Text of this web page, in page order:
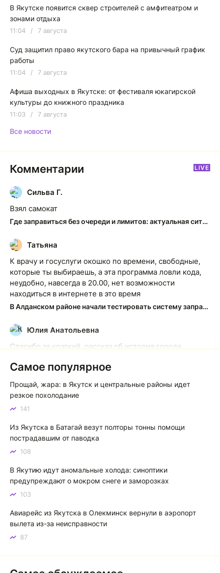
В Якутске появится сквер строителей с амфитеатром и
зонами отдыха
11:04 / 7 августа
Суд защитил право якутского бара на привычный график
работы
11:04 / 7 августа
Афиша выходных в Якутске: от фестиваля юкагирской
культуры до книжного праздника
11:03 / 7 августа
Все новости
Комментарии LIVE
С
Сильва Г.
Взял самокат
Где заправиться без очереди и лимитов: актуальная ситуация на АЗС Якутска
Т
Татьяна
К врачу и госуслуги окошко по времени, свободные,
которые ты выбираешь, а эта программа ловли кода,
неудобно, навсегда в 20.00, нет возможности
находиться в интернете в это время
В Алданском районе начали тестировать систему заправки по QR-кодам
Ю
Юлия Анатольевна
Спасибо за краткий, рассказ об история города
Якутск сквозь века: от острога до столицы республики
К
Котя злой
Зной в Сибири, тем более в Якутске. Никакой это не
тем более говорить не приходиться. Не зря даже в
песнях поют…
Самое популярное
Прощай, жара: в Якутск и центральные районы идет
резкое похолодание
141
Из Якутска в Батагай везут полторы тонны помощи
пострадавшим от паводка
108
В Якутию идут аномальные холода: синоптики
предупреждают о мокром снеге и заморозках
103
Авиарейс из Якутска в Олекминск вернули в аэропорт
вылета из-за неисправности
87